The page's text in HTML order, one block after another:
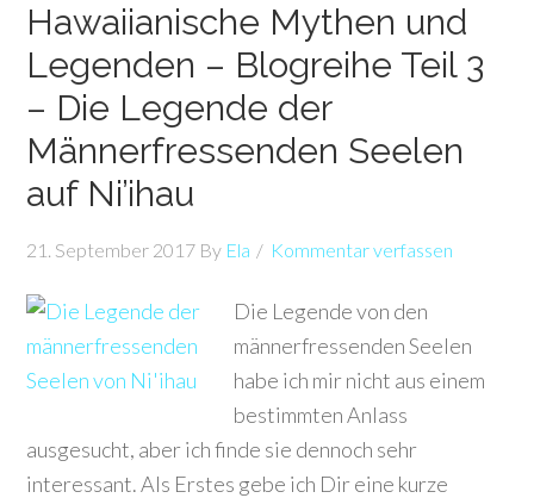
Hawaiianische Mythen und
Legenden – Blogreihe Teil 3
– Die Legende der
Männerfressenden Seelen
auf Ni’ihau
21. September 2017 By Ela Kommentar verfassen
Die Legende von den
männerfressenden Seelen
habe ich mir nicht aus einem
bestimmten Anlass
ausgesucht, aber ich finde sie dennoch sehr
interessant. Als Erstes gebe ich Dir eine kurze